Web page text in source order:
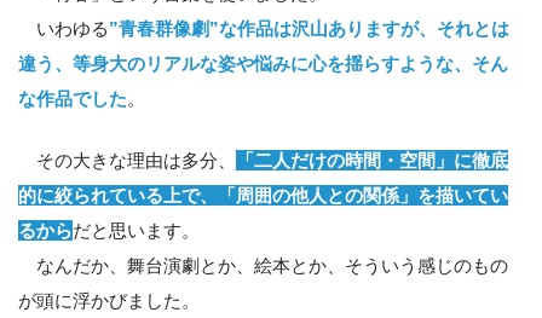
いわゆる”青春群像劇”な作品は沢山ありますが、それとは
違う、等身大のリアルな姿や悩みに心を揺らすような、そん
な作品でした。
その大きな理由は多分、
「二人だけの時間・空間」に徹底
的に絞られている上で、「周囲の他人との関係」を描いてい
るからだと思います。
なんだか、舞台演劇とか、絵本とか、そういう感じのもの
が頭に浮かびました。